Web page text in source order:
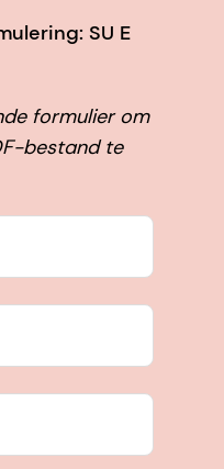
SU E
formulier om
bestand te